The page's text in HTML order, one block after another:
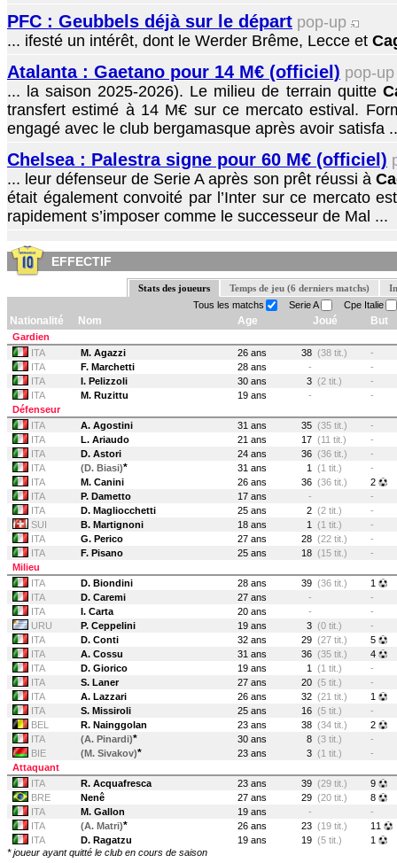
PFC : Geubbels déjà sur le départ pop-up
... ifesté un intérêt, dont le Werder Brême, Lecce et
Atalanta : Gaetano pour 14 M€ (officiel) pop-
... la saison 2025-2026). Le milieu de terrain quitte
transfert estimé à 14 M€ sur ce mercato estival.
engagé avec le club bergamasque après avoir satisfa
Chelsea : Palestra signe pour 60 M€ (officiel)
... leur défenseur de Serie A après son prêt réussi à
était également convoité par l’Inter sur ce mercato
rapidement s’imposer comme le successeur de Mal ...
EFFECTIF
Stats des joueurs Temps de jeu (6 derniers matchs)
Tous les matchs
Serie A Cpe Italie
Nationalité Nom Age Joué But
Gardien
ITA
M. Agazzi 26 ans 38 (38 tit.)
-
ITA
F. Marchetti 28 ans -
-
ITA
I. Pelizzoli 30 ans 3 (2 tit.)
-
ITA
M. Ruzittu 19 ans -
-
Défenseur
ITA
A. Agostini 31 ans 35 (35 tit.)
-
ITA
L. Ariaudo 21 ans 17 (11 tit.)
-
ITA
D. Astori 24 ans 36 (36 tit.)
-
ITA
(D. Biasi)* 31 ans 1 (1 tit.)
-
ITA
M. Canini 26 ans 36 (36 tit.)
2
ITA
P. Dametto 17 ans -
-
ITA
D. Magliocchetti 25 ans 2 (2 tit.)
-
SUI
B. Martignoni 18 ans 1 (1 tit.)
-
ITA
G. Perico 27 ans 28 (22 tit.)
-
ITA
F. Pisano 25 ans 18 (15 tit.)
-
Milieu
ITA
D. Biondini 28 ans 39 (36 tit.)
1
ITA
D. Caremi 27 ans -
-
ITA
I. Carta 20 ans -
-
URU
P. Ceppelini 19 ans 3 (0 tit.)
-
ITA
D. Conti 32 ans 29 (27 tit.)
5
ITA
A. Cossu 31 ans 36 (35 tit.)
4
ITA
D. Giorico 19 ans 1 (1 tit.)
-
ITA
S. Laner 27 ans 20 (5 tit.)
-
ITA
A. Lazzari 26 ans 32 (21 tit.)
1
ITA
S. Missiroli 25 ans 16 (5 tit.)
-
BEL
R. Nainggolan 23 ans 38 (34 tit.)
2
ITA
(A. Pinardi)* 30 ans 8 (3 tit.)
-
BIE
(M. Sivakov)* 23 ans 3 (1 tit.)
-
Attaquant
ITA
R. Acquafresca 23 ans 39 (29 tit.)
9
BRE
Nenê 27 ans 29 (20 tit.)
8
ITA
M. Gallon 19 ans -
-
ITA
(A. Matri)* 26 ans 23 (19 tit.)
11
ITA
D. Ragatzu 19 ans 19 (5 tit.)
1
* joueur ayant quitté le club en cours de saison